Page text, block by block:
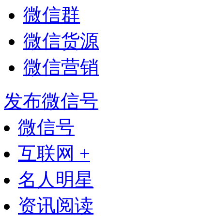
微信群
微信货源
微信营销
发布微信号
微信号
互联网 +
名人明星
资讯阅读